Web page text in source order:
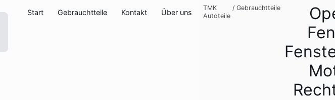
Start Gebrauchtteile Kontakt Über uns
TMK
Autoteile
/ Gebrauchtteile